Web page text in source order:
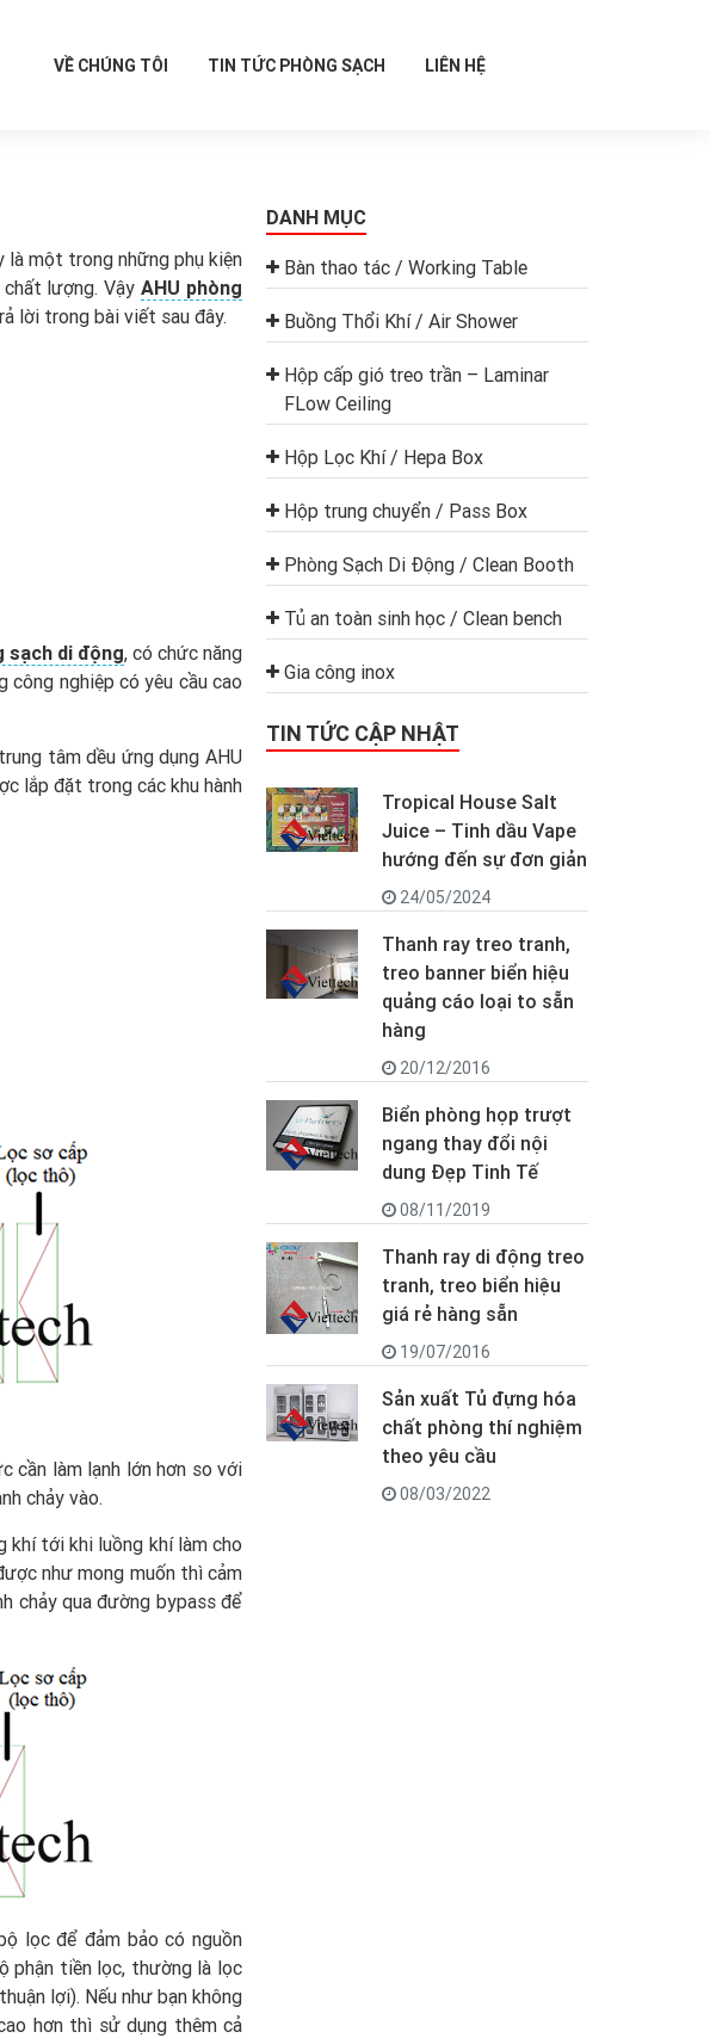
VỀ CHÚNG TÔI TIN TỨC PHÒNG SẠCH LIÊN HỆ
là một trong những phụ kiện
chất lượng. VậyAHU phòng
lời trong bài viết sau đây.
sạch di động, có chức năng
nghiệp có yêu cầu cao
tâm dều ứng dụng AHU
lắp đặt trong các khu hành
cần làm lạnh lớn hơn so với
chảy vào.
khí tới khi luồng khí làm cho
như mong muốn thì cảm
chảy qua đường bypass để
lọc để đảm bảo có nguồn
phận tiền lọc, thường là lọc
lợi). Nếu như bạn không
hơn thì sử dụng thêm cả
DANH MỤC
Bàn thao tác / Working Table
Buồng Thổi Khí / Air Shower
Hộp cấp gió treo trần – Laminar
FLow Ceiling
Hộp Lọc Khí / Hepa Box
Hộp trung chuyển / Pass Box
Phòng Sạch Di Động / Clean Booth
Tủ an toàn sinh học / Clean bench
Gia công inox
TIN TỨC CẬP NHẬT
Tropical House Salt
Juice – Tinh dầu Vape
hướng đến sự đơn giản
24/05/2024
Thanh ray treo tranh,
treo banner biển hiệu
quảng cáo loại to sẵn
hàng
20/12/2016
Biển phòng họp trượt
ngang thay đổi nội
dung Đẹp Tinh Tế
08/11/2019
Thanh ray di động treo
tranh, treo biển hiệu
giá rẻ hàng sẵn
19/07/2016
Sản xuất Tủ đựng hóa
chất phòng thí nghiệm
theo yêu cầu
08/03/2022